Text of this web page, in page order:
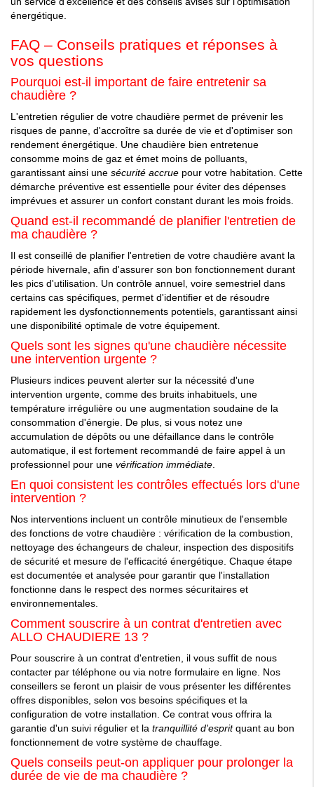
énergétique.
FAQ – Conseils pratiques et réponses à
vos questions
Pourquoi est-il important de faire entretenir sa
chaudière ?
L'entretien régulier de votre chaudière permet de prévenir les
risques de panne, d'accroître sa durée de vie et d'optimiser son
rendement énergétique. Une chaudière bien entretenue
consomme moins de gaz et émet moins de polluants,
garantissant ainsi une sécurité accrue pour votre habitation. Cette
démarche préventive est essentielle pour éviter des dépenses
imprévues et assurer un confort constant durant les mois froids.
Quand est-il recommandé de planifier l'entretien de
ma chaudière ?
Il est conseillé de planifier l'entretien de votre chaudière avant la
période hivernale, afin d'assurer son bon fonctionnement durant
les pics d'utilisation. Un contrôle annuel, voire semestriel dans
certains cas spécifiques, permet d'identifier et de résoudre
rapidement les dysfonctionnements potentiels, garantissant ainsi
une disponibilité optimale de votre équipement.
Quels sont les signes qu'une chaudière nécessite
une intervention urgente ?
Plusieurs indices peuvent alerter sur la nécessité d'une
intervention urgente, comme des bruits inhabituels, une
température irrégulière ou une augmentation soudaine de la
consommation d'énergie. De plus, si vous notez une
accumulation de dépôts ou une défaillance dans le contrôle
automatique, il est fortement recommandé de faire appel à un
professionnel pour une vérification immédiate.
En quoi consistent les contrôles effectués lors d'une
intervention ?
Nos interventions incluent un contrôle minutieux de l'ensemble
des fonctions de votre chaudière : vérification de la combustion,
nettoyage des échangeurs de chaleur, inspection des dispositifs
de sécurité et mesure de l'efficacité énergétique. Chaque étape
est documentée et analysée pour garantir que l'installation
fonctionne dans le respect des normes sécuritaires et
environnementales.
Comment souscrire à un contrat d'entretien avec
ALLO CHAUDIERE 13 ?
Pour souscrire à un contrat d'entretien, il vous suffit de nous
contacter par téléphone ou via notre formulaire en ligne. Nos
conseillers se feront un plaisir de vous présenter les différentes
offres disponibles, selon vos besoins spécifiques et la
configuration de votre installation. Ce contrat vous offrira la
garantie d'un suivi régulier et la tranquillité d'espritquant au bon
fonctionnement de votre système de chauffage.
Quels conseils peut-on appliquer pour prolonger la
durée de vie de ma chaudière ?